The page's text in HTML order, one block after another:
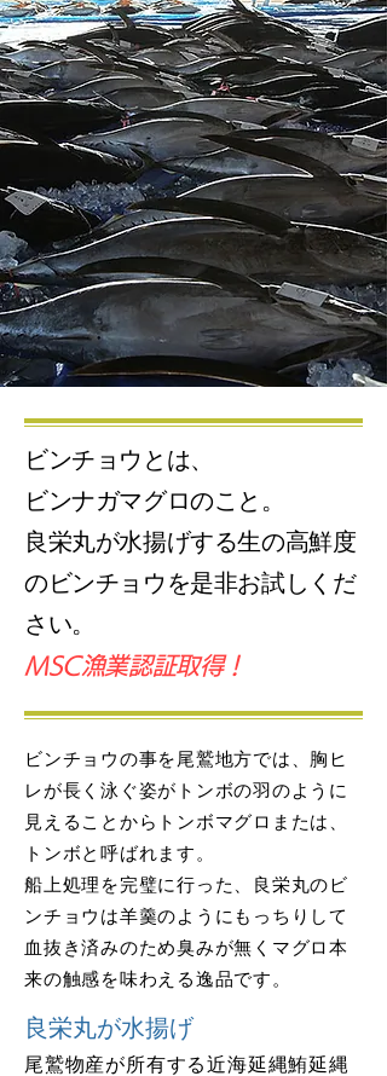
ビンチョウとは、
ビンナガマグロのこと。
良栄丸が水揚げする生の高鮮度
のビンチョウを是非お試しくだ
さい。
​MSC漁業認証取得！
ビンチョウの事を尾鷲地方では、胸ヒ
レが長く泳ぐ姿がトンボの羽のように
見えることからトンボマグロまたは、
トンボと呼ばれます。
船上処理を完璧に行った、良栄丸のビ
ンチョウは羊羹のようにもっちりして
血抜き済みのため臭みが無くマグロ本
来の触感を味わえる逸品です。
良栄丸が水揚げ
尾鷲物産が所有する近海延縄鮪延縄